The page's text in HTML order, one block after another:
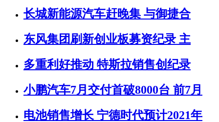
长城新能源汽车赶晚集 与御捷合
东风集团刷新创业板募资纪录 主
多重利好推动 特斯拉销售创纪录
小鹏汽车7月交付首破8000台 前7月
电池销售增长 宁德时代预计2021年